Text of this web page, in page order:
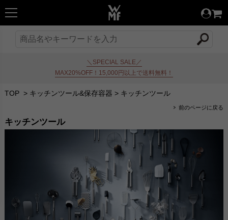
＼SPECIAL SALE／
MAX20%OFF！15,000円以上で送料無料！
TOP > キッチンツール&保存容器 > キッチンツール
前のページに戻る
キッチンツール